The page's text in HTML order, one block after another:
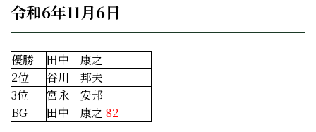
令和6年11月6日
優勝
田中 康之
2位
谷川 邦夫
3位
宮永 安邦
BG
田中 康之 82